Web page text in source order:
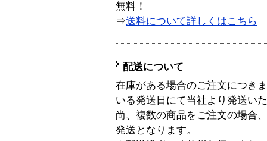
無料！
⇒送料について詳しくはこちら
配送について
在庫がある場合のご注文につき
いる発送日にて当社より発送い
尚、複数の商品をご注文の場合
発送となります。